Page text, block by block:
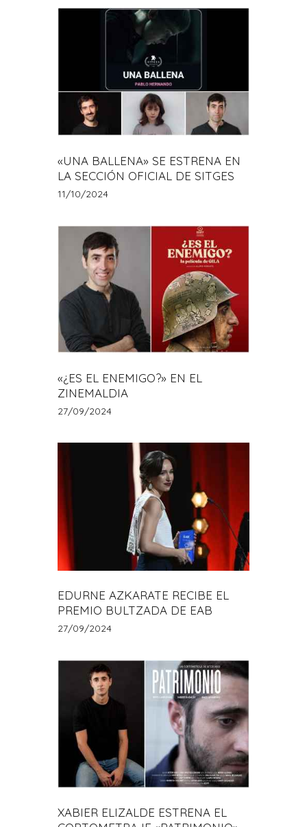
«UNA BALLENA» SE ESTRENA EN
LA SECCIÓN OFICIAL DE SITGES
11/10/2024
«¿ES EL ENEMIGO?» EN EL
ZINEMALDIA
27/09/2024
EDURNE AZKARATE RECIBE EL
PREMIO BULTZADA DE EAB
27/09/2024
XABIER ELIZALDE ESTRENA EL